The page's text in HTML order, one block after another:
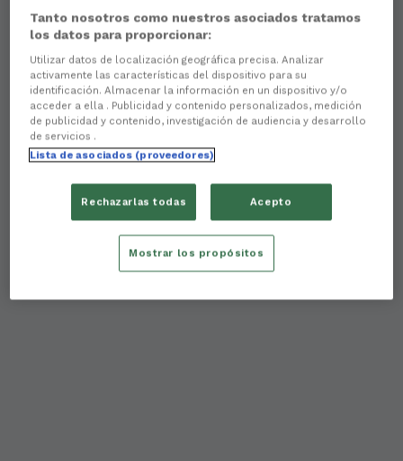
Tanto nosotros como nuestros asociados tratamos
los datos para proporcionar:
Utilizar datos de localización geográfica precisa. Analizar
activamente las características del dispositivo para su
identificación. Almacenar la información en un dispositivo y/o
acceder a ella . Publicidad y contenido personalizados, medición
de publicidad y contenido, investigación de audiencia y desarrollo
de servicios .
Lista de asociados (proveedores)
Rechazarlas todas Acepto
Mostrar los propósitos